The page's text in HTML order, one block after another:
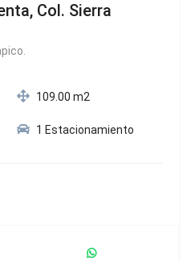
Col. Sierra
109.00 m2
1 Estacionamiento